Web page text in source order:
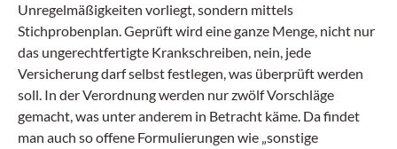
Unregelmäßigkeiten vorliegt, sondern mittels
Stichprobenplan. Geprüft wird eine ganze Menge, nicht nur
das ungerechtfertigte Krankschreiben, nein, jede
Versicherung darf selbst festlegen, was überprüft werden
soll. In der Verordnung werden nur zwölf Vorschläge
gemacht, was unter anderem in Betracht käme. Da findet
man auch so offene Formulierungen wie „sonstige